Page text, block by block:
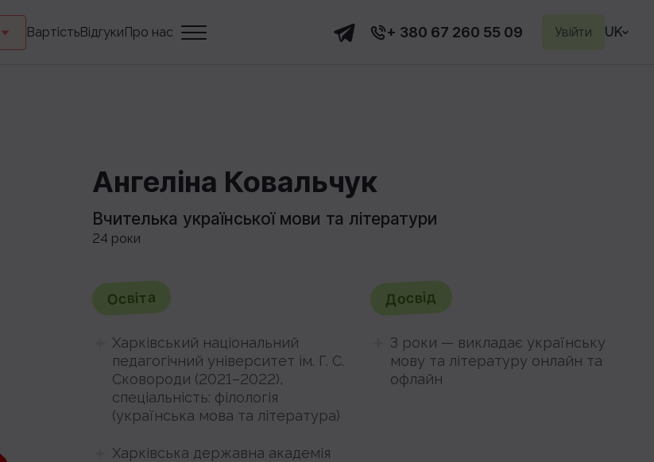
ВартістьВідгукиПро нас + 380 67 260 55 09 Увійти UK
Ангеліна Ковальчук
Вчителька української мови та літератури
24 роки
Освіта
Харківський національний
педагогічний університет ім. Г. С.
Сковороди (2021–2022),
спеціальність: філологія
(українська мова та література)
Харківська державна академія
Досвід
3 роки — викладає українську
мову та літературу онлайн та
офлайн